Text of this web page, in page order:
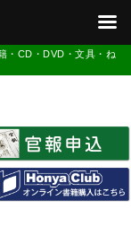
・CD・DVD・文具・ね